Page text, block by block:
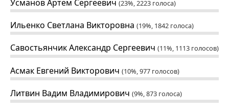
Усманов Артем Сергеевич 23%, 2223 голоса
Ильенко Светлана Викторовна 19%, 1842 голоса
Савостьянчик Александр Сергеевич 11%, 1113 голосов
Асмак Евгений Викторович 10%, 977 голосов
Литвин Вадим Владимирович 9%, 873 голоса